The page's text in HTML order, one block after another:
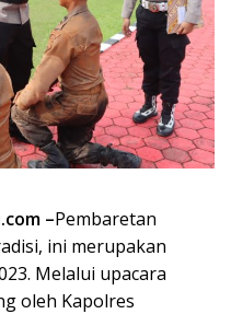
–Pembaretan
ini merupakan
Melalui upacara
oleh Kapolres